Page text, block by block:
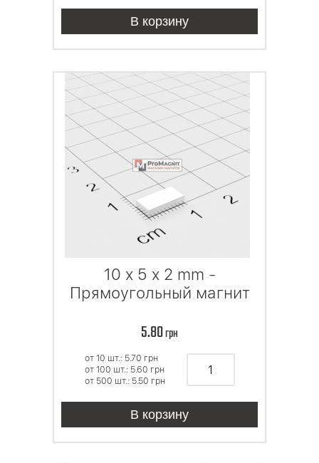
В корзину
10 x 5 x 2 mm -
Прямоугольный магнит
5.80грн
от 10 шт.: 5.70 грн
от 100 шт.: 5.60 грн
от 500 шт.: 5.50 грн
В корзину